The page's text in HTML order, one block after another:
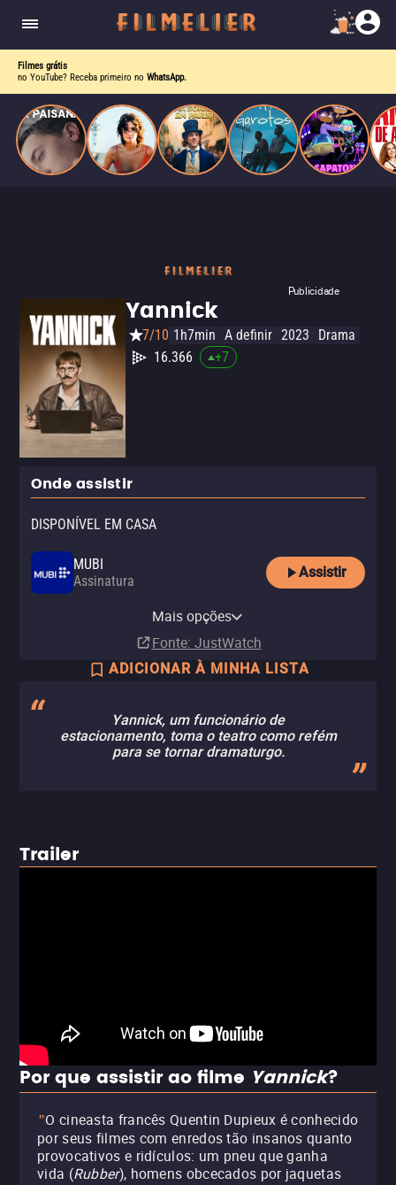
Filmes grátis
no YouTube? Receba primeiro no WhatsApp.
Publicidade
Yannick
7/10 1h7min A definir 2023
Drama
16.366
+7
Onde assistir
DISPONÍVEL EM CASA
MUBI
Assinatura
Assistir
Mais opções
Fonte: JustWatch
ADICIONAR À MINHA LISTA
Yannick, um funcionário de
estacionamento, toma o teatro como refém
para se tornar dramaturgo.
Trailer
Por que assistir ao filme Yannick?
"O cineasta francês Quentin Dupieux é conhecido
por seus filmes com enredos tão insanos quanto
provocativos e ridículos: um pneu que ganha
vida (Rubber), homens obcecados por jaquetas
quando se apaixona por um de seus alvos.